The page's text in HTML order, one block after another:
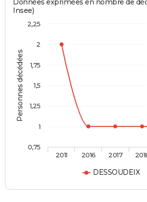
Personnes décédées
Insee)
DESSOUDEIX
2011 2016 2017
0,75
1
1,25
1,5
1,75
2
2,25